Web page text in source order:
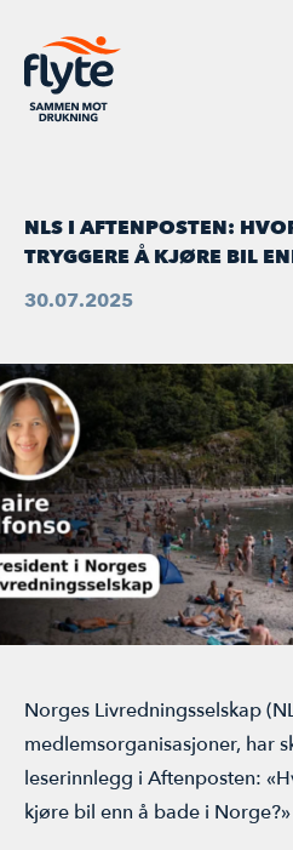
Sikre
VANNSIKRE KOMMUNER
VANNTRYGGE BARNEHAGER
LAST NED MATERIELL
STATISTIKK & RAPPORTER
REGISTERSTUDIET
BLI MEDLEM
BLI SAMARBEIDSPARTNER
Møte
AKTIVITETSKALENDER
FLYTEKONFERANSEN 2026
ÅRSMØTE
NLS I AFTENPOSTEN:
TRYGGERE Å KJØRE BIL
30.07.2025
Norges Livredningsselskap
medlemsorganisasjoner, har
leserinnlegg i Aftenposten:
kjøre bil enn å bade i Norge?»